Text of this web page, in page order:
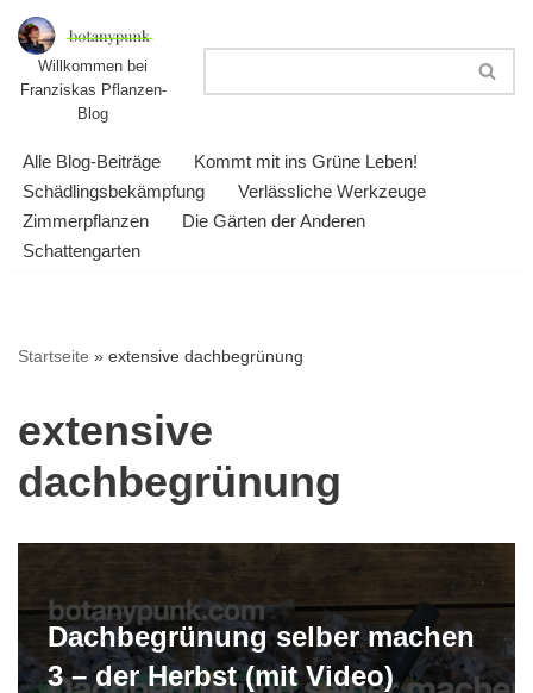
Zum
Inhalt
springen
Willkommen bei
Franziskas Pflanzen-
Blog
Alle Blog-Beiträge
Kommt mit ins Grüne Leben!
Schädlingsbekämpfung
Verlässliche Werkzeuge
Zimmerpflanzen
Die Gärten der Anderen
Schattengarten
Startseite » extensive dachbegrünung
extensive
dachbegrünung
Dachbegrünung selber machen
3 – der Herbst (mit Video)